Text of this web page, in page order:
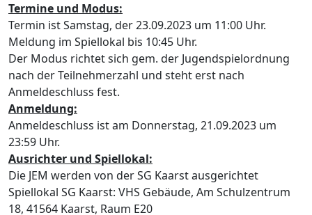
Termine und Modus:
Termin ist Samstag, der 23.09.2023 um 11:00 Uhr.
Meldung im Spiellokal bis 10:45 Uhr.
Der Modus richtet sich gem. der Jugendspielordnung
nach der Teilnehmerzahl und steht erst nach
Anmeldeschluss fest.
Anmeldung:
Anmeldeschluss ist am Donnerstag, 21.09.2023 um
23:59 Uhr.
Ausrichter und Spiellokal:
Die JEM werden von der SG Kaarst ausgerichtet
Spiellokal SG Kaarst: VHS Gebäude, Am Schulzentrum
18, 41564 Kaarst, Raum E20